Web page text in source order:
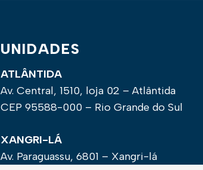
UNIDADES
ATLÂNTIDA
Av. Central, 1510, loja 02 – Atlântida
CEP 95588-000 – Rio Grande do Sul
XANGRI-LÁ
Av. Paraguassu, 6801 – Xangri-lá